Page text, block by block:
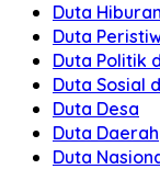
Duta
Duta
Duta Politik
Duta Sosial
Duta Desa
Duta Daerah
Duta